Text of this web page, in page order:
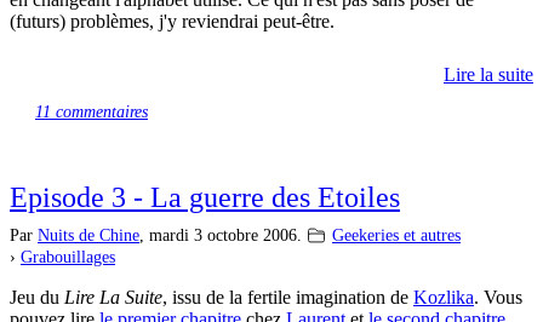
(futurs) problèmes, j'y reviendrai peut-être.
Lire la suite
11 commentaires
Episode 3 - La guerre des Etoiles
Par Nuits de Chine, mardi 3 octobre 2006.
Geekeries et autres
› Grabouillages
Jeu du Lire La Suite, issu de la fertile imagination de Kozlika. Vous